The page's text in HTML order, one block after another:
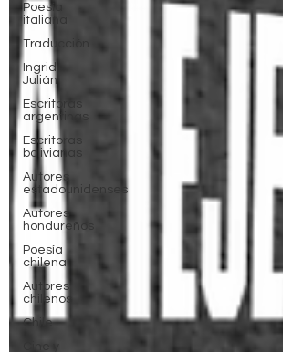
Poesía
italiana
Traducción
Ingrid
Julián
Escritoras
argentinas
Escritoras
bolivianas
Autores
estadounidenses
Autores
hondureños
Poesía
chilena
Autores
chilenos
Chile